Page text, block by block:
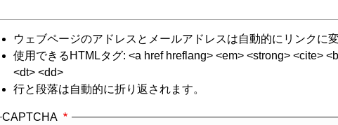
ウェブページのアドレスとメールアドレスは自動的にリンクに変
使用できるHTMLタグ: <a href hreflang> <em> <strong> <cite>
<dt> <dd>
行と段落は自動的に折り返されます。
CAPTCHA